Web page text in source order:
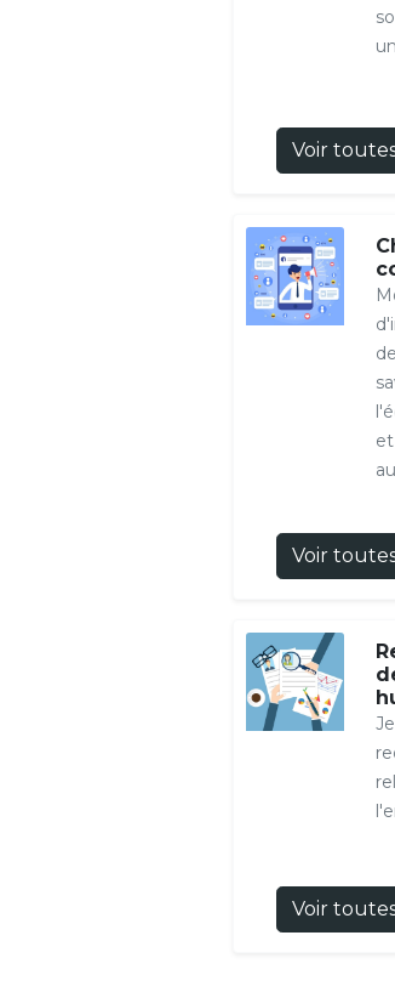
Voir
Voir
Voir